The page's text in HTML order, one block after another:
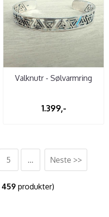
Valknutr - Sølvarmring
1.399,-
5 ... Neste >>
459 produkter)